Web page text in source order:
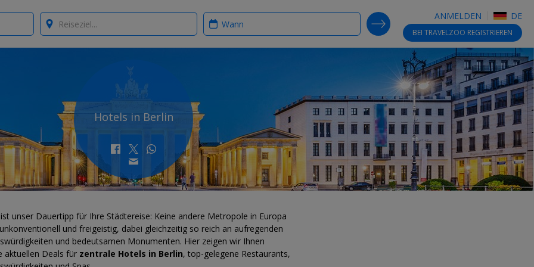
ANMELDEN DE
BEI TRAVELZOO REGISTRIEREN
Where? When?
SEARCH DEALS
Hotels in Berlin
unser Dauertipp für Ihre Städtereise: Keine andere Metropole in Europa
und freigeistig, dabei gleichzeitig so reich an aufregenden
und bedeutsamen Monumenten. Hier zeigen wir Ihnen
aktuellen Deals für zentrale Hotels in Berlin, top-gelegene Restaurants,